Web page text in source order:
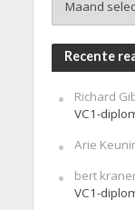
Recente
Richard
VC1-
Arie
bert
VC1-